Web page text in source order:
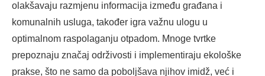
olakšavaju razmjenu informacija između građana i
komunalnih usluga, također igra važnu ulogu u
optimalnom raspolaganju otpadom. Mnoge tvrtke
prepoznaju značaj održivosti i implementiraju ekološke
prakse, što ne samo da poboljšava njihov imidž, već i